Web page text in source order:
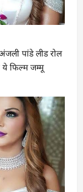
पांडे लीड रोल
फिल्‍म जम्‍मू